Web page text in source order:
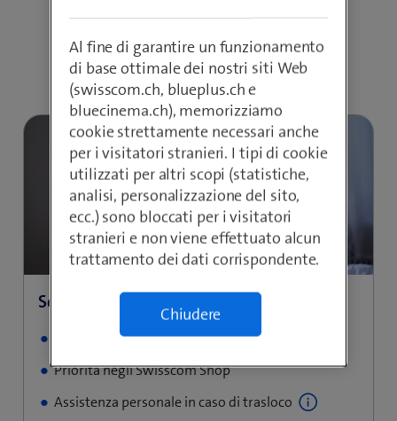
Ivantaggiper te
Esclusiva hotline Priorité
Priorità negli Swisscom Shop
Assistenza personale in caso di trasloco
Al fine di garantire un funzionamento
di base ottimale dei nostri siti Web
(swisscom.ch, blueplus.ch e
bluecinema.ch), memorizziamo
cookie strettamente necessari anche
per i visitatori stranieri. I tipi di cookie
utilizzati per altri scopi (statistiche,
analisi, personalizzazione del sito,
ecc.) sono bloccati per i visitatori
stranieri e non viene effettuato alcun
trattamento dei dati corrispondente.
Chiudere